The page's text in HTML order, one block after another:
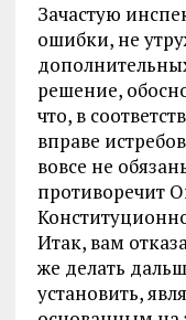
Зачастую
ошибки, не
решение,
что, в
вправе
вовсе не
противоречит
Итак, вам
же делать
установить,